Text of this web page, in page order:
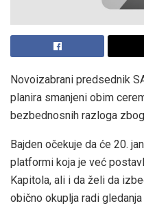
Novoizabrani predsednik
planira smanjeni obim
bezbednosnih razloga
Bajden očekuje da će 20.
platformi koja je već
Kapitola, ali i da želi da
obično okuplja radi